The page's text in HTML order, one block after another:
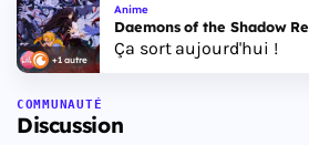
+1 autre
Anime
Daemons of the Shadow
Ça sort aujourd'hui !
COMMUNAUTÉ
Discussion